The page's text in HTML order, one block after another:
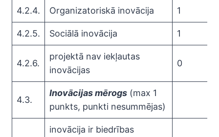
4.2.4. Organizatoriskā inovācija 1
4.2.5. Sociālā inovācija 1
4.2.6.
projektā nav iekļautas
inovācijas
0
4.3.
Inovācijas mērogs (max 1
punkts, punkti nesummējas)
inovācija ir biedrības